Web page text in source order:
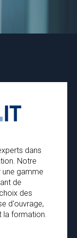
dans
Notre
gamme
de
des
d'ouvrage,
la formation.